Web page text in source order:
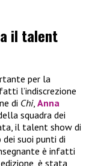
il talent
per la
l’indiscrezione
di Chi, Anna
squadra dei
il talent show di
suoi punti di
è infatti
è stata